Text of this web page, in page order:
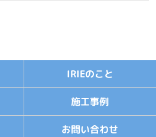
IRIEのこと
施工事例
お問い合わせ